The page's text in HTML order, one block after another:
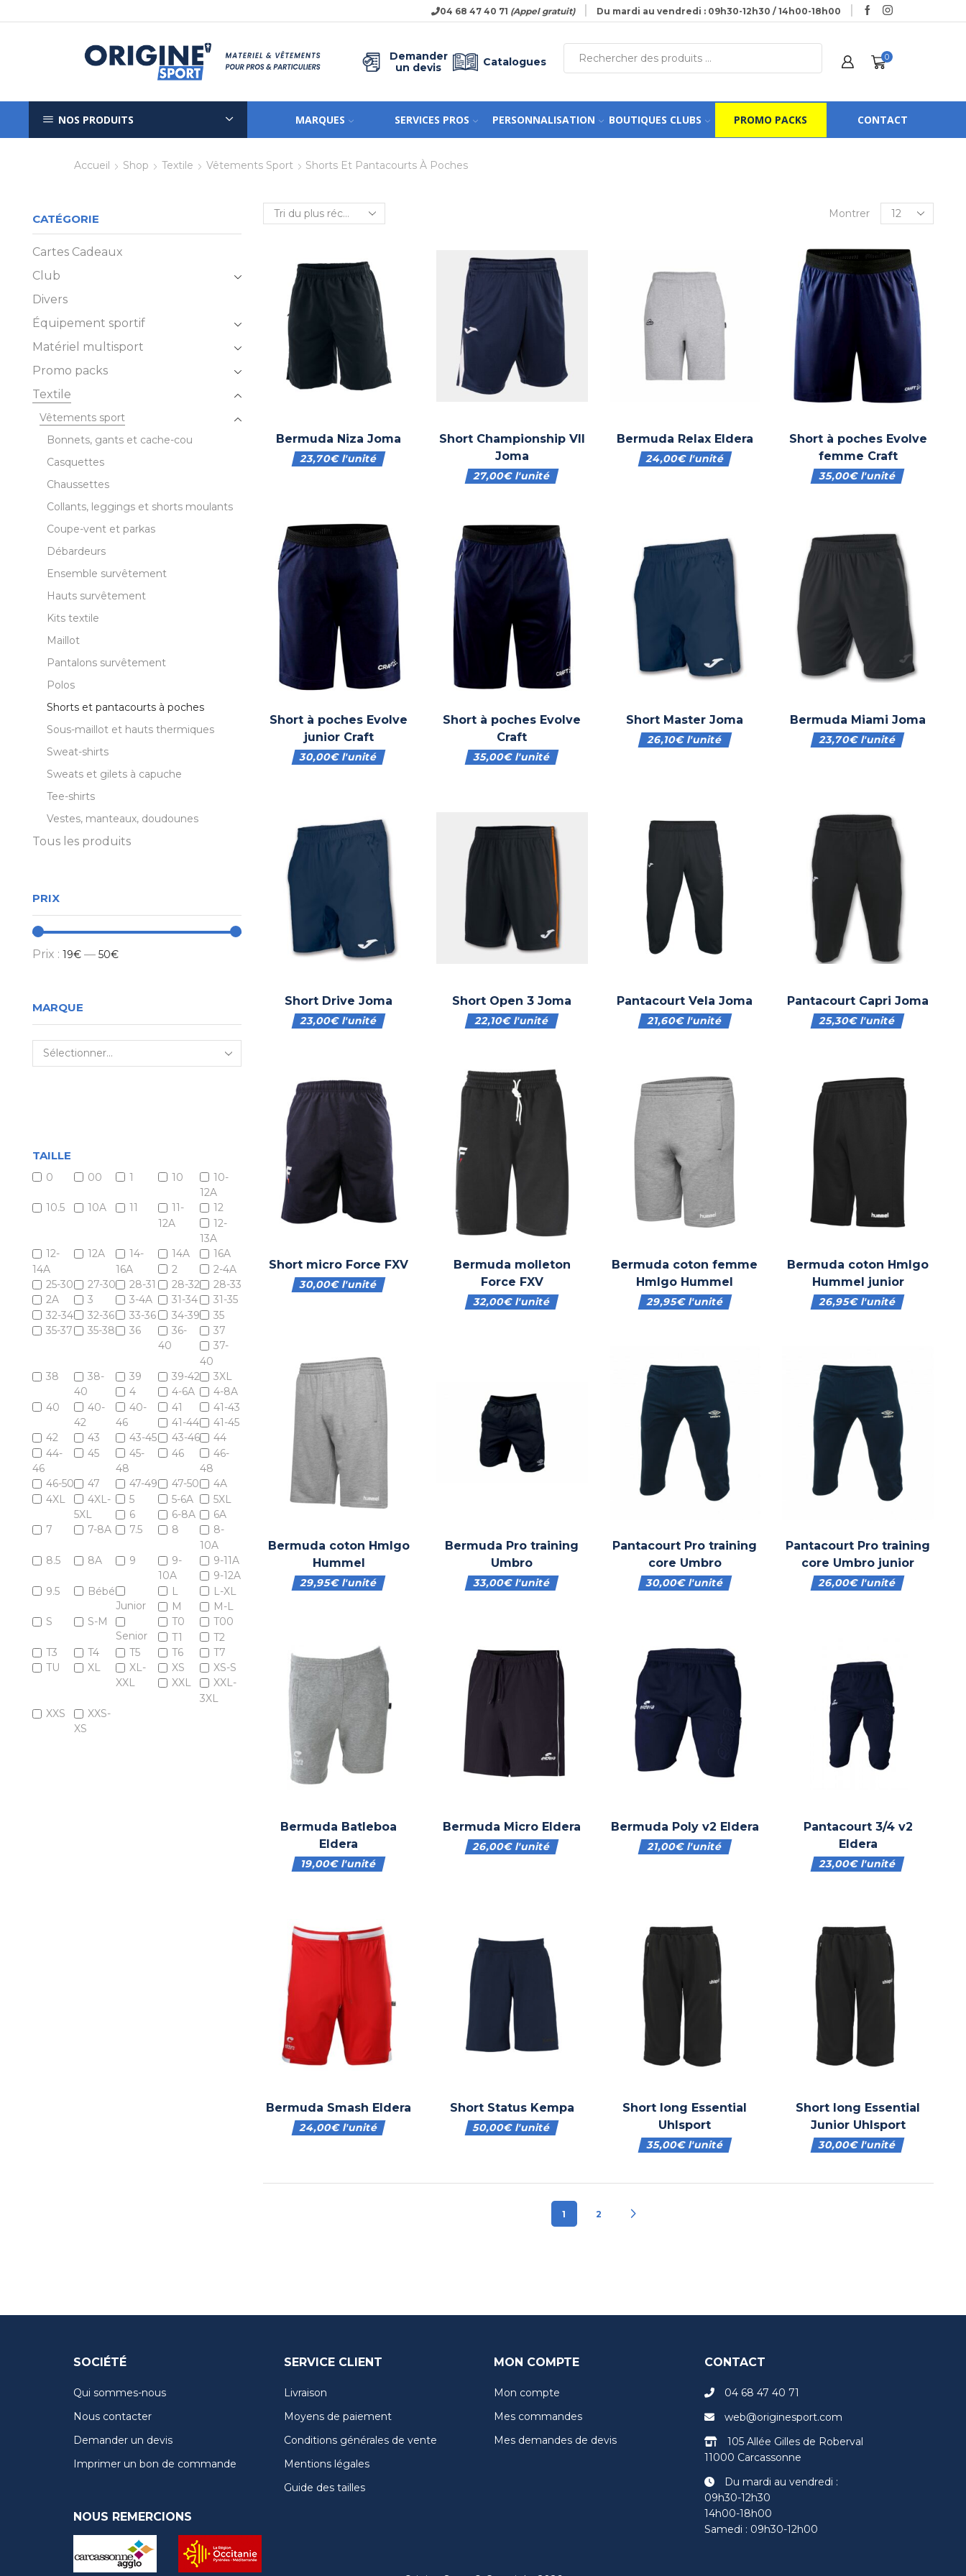
04 68 47 40 71 (Appel gratuit) Du mardi au vendredi : 09h30-12h30 / 14h00-18h00
Demander
un devis
Catalogues 0
NOS PRODUITS MARQUES SERVICES PROS PERSONNALISATION BOUTIQUES CLUBS PROMO PACKS CONTACT
Accueil Shop Textile Vêtements Sport Shorts Et Pantacourts À Poches
Montrer
Bermuda Niza Joma
23,70€l'unité
Short Championship VII
Joma
27,00€l'unité
Bermuda Relax Eldera
24,00€l'unité
Short à poches Evolve
femme Craft
35,00€l'unité
Short à poches Evolve
junior Craft
30,00€l'unité
Short à poches Evolve
Craft
35,00€l'unité
Short Master Joma
26,10€l'unité
Bermuda Miami Joma
23,70€l'unité
Short Drive Joma
23,00€l'unité
Short Open 3 Joma
22,10€l'unité
Pantacourt Vela Joma
21,60€l'unité
Pantacourt Capri Joma
25,30€l'unité
Short micro Force FXV
30,00€l'unité
Bermuda molleton
Force FXV
32,00€l'unité
Bermuda coton femme
Hmlgo Hummel
29,95€l'unité
Bermuda coton Hmlgo
Hummel junior
26,95€l'unité
Bermuda coton Hmlgo
Hummel
29,95€l'unité
Bermuda Pro training
Umbro
33,00€l'unité
Pantacourt Pro training
core Umbro
30,00€l'unité
Pantacourt Pro training
core Umbro junior
26,00€l'unité
Bermuda Batleboa
Eldera
19,00€l'unité
Bermuda Micro Eldera
26,00€l'unité
Bermuda Poly v2 Eldera
21,00€l'unité
Pantacourt 3/4 v2
Eldera
23,00€l'unité
Bermuda Smash Eldera
24,00€l'unité
Short Status Kempa
50,00€l'unité
Short long Essential
Uhlsport
35,00€l'unité
Short long Essential
Junior Uhlsport
30,00€l'unité
1 2
CATÉGORIE
Cartes Cadeaux
Club
Divers
Équipement sportif
Matériel multisport
Promo packs
Textile
Vêtements sport
Bonnets, gants et cache-cou
Casquettes
Chaussettes
Collants, leggings et shorts moulants
Coupe-vent et parkas
Débardeurs
Ensemble survêtement
Hauts survêtement
Kits textile
Maillot
Pantalons survêtement
Polos
Shorts et pantacourts à poches
Sous-maillot et hauts thermiques
Sweat-shirts
Sweats et gilets à capuche
Tee-shirts
Vestes, manteaux, doudounes
Tous les produits
PRIX
Prix : 19€ — 50€
MARQUE
TAILLE
0 00 1 10
10-
12A
10.5
10A 11
11-
12A
12
12-
13A
12-
14A
12A
14-
16A
14A
16A
2
2-4A
25-30
27-30 28-31 28-32
28-33
2A
3 3-4A 31-34
31-35
32-34
32-36 33-36 34-39
35
35-37
35-38 36
36-
40
37
37-
40
38
38-
40
39 39-42
3XL
4
4-6A
4-8A
40
40-
42
40-
46
41
41-43
41-44
41-45
42
43 43-45 43-46
44
44-
46
45
45-
48
46
46-
48
46-50
47 47-49 47-50
4A
4XL
4XL-
5XL
5 5-6A
5XL
6
6-8A
6A
7
7-8A 7.5 8
8-
10A
8.5
8A 9
9-
10A
9-11A
9-12A
9.5
Bébé
Junior
L
L-XL
M
M-L
S
S-M
Senior
T0
T00
T1
T2
T3
T4 T5 T6
T7
TU
XL
XL-
XXL
XS
XS-S
XXL
XXL-
3XL
XXS
XXS-
XS
SOCIÉTÉ
Qui sommes-nous
Nous contacter
Demander un devis
Imprimer un bon de commande
NOUS REMERCIONS
SERVICE CLIENT
Livraison
Moyens de paiement
Conditions générales de vente
Mentions légales
Guide des tailles
MON COMPTE
Mon compte
Mes commandes
Mes demandes de devis
CONTACT
04 68 47 40 71
web@originesport.com
105 Allée Gilles de Roberval
11000 Carcassonne
Du mardi au vendredi :
09h30-12h30
14h00-18h00
Samedi : 09h30-12h00